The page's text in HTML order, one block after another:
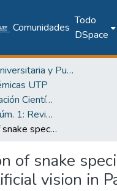
Comunidades
Todo
DSpace
Editorial Universitaria y Publicaciones Seriadas
UTP
Revista de Iniciación Científica
2022, Vol. 8, Núm. 1: Revista de Iniciación Científica
Identification of snake species through artificial vision in Panama
of snake
vision in